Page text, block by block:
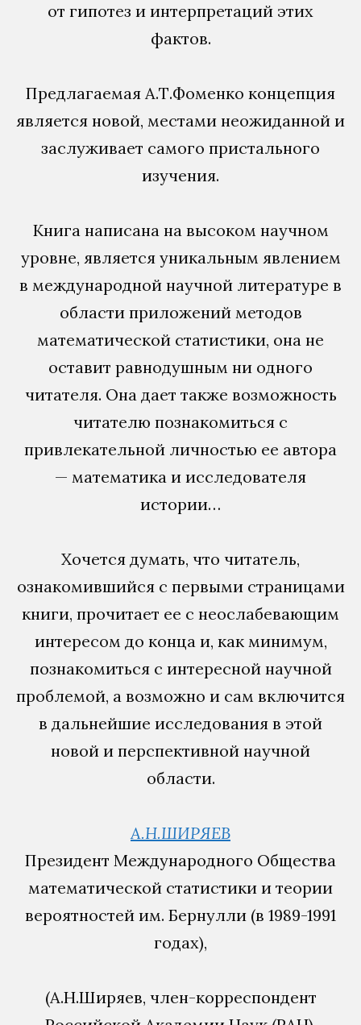
от гипотез и интерпретаций этих
фактов.
Предлагаемая А.Т.Фоменко концепция
является новой, местами неожиданной и
заслуживает самого пристального
изучения.
Книга написана на высоком научном
уровне, является уникальным явлением
в международной научной литературе в
области приложений методов
математической статистики, она не
оставит равнодушным ни одного
читателя. Она дает также возможность
читателю познакомиться с
привлекательной личностью ее автора
— математика и исследователя
истории…
Хочется думать, что читатель,
ознакомившийся с первыми страницами
книги, прочитает ее с неослабевающим
интересом до конца и, как минимум,
познакомиться с интересной научной
проблемой, а возможно и сам включится
в дальнейшие исследования в этой
новой и перспективной научной
области.
А.Н.ШИРЯЕВ
Президент Международного Общества
математической статистики и теории
вероятностей им. Бернулли (в 1989-1991
годах),
(А.Н.Ширяев, член-корреспондент